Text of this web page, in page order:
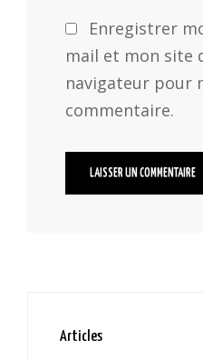
Enregistrer
mail et mon site
navigateur pour
commentaire.
Articles